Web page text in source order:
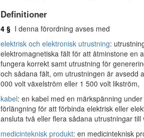
Definitioner
4 § I denna förordning avses med
elektrisk och elektronisk utrustning:
elektromagnetiska fält för att åtminstone en
fungera korrekt samt utrustning för
och sådana fält, om utrustningen är avsedd
000 volt växelström eller 1 500 volt likström,
kabel: en kabel med en märkspänning
förlängning för att förbinda elektrisk eller
ansluta två eller flera sådana utrustningar till
medicinteknisk produkt: en medicinteknisk